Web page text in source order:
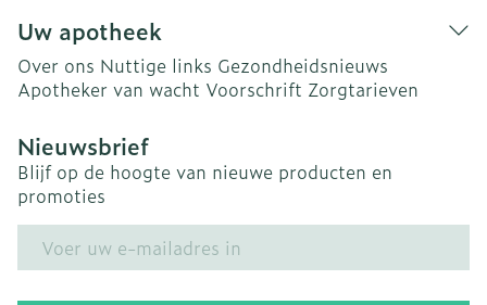
Uw apotheek
Over ons Nuttige links Gezondheidsnieuws
Apotheker van wacht Voorschrift Zorgtarieven
Nieuwsbrief
Blijf op de hoogte van nieuwe producten en
promoties